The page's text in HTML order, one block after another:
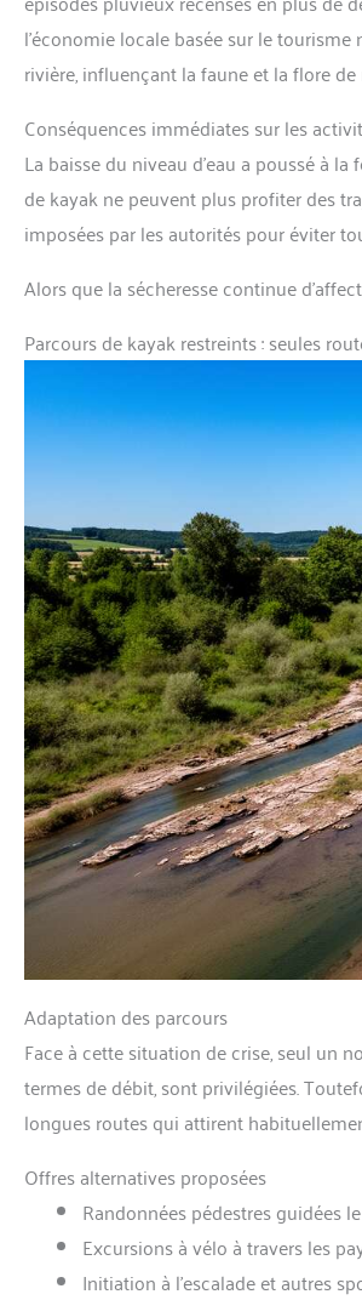
l’économie locale basée sur le
rivière, influençant la faune et la flore
Conséquences immédiates sur les
La baisse du niveau d’eau a poussé à
de kayak ne peuvent plus profiter des
imposées par les autorités pour éviter
Alors que la sécheresse continue
Parcours de kayak restreints : seules
Adaptation des parcours
Face à cette situation de crise, seul un
termes de débit, sont privilégiées.
longues routes qui attirent
Offres alternatives proposées
Randonnées pédestres guidées
Excursions à vélo à travers les
Initiation à l’escalade et autres